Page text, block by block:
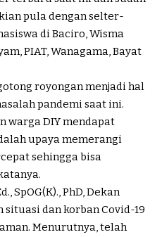
pula dengan selter-
di Baciro, Wisma
PIAT, Wanagama, Bayat
royongan menjadi hal
pandemi saat ini.
warga DIY mendapat
upaya memerangi
sehingga bisa
SpOG(K)., PhD, Dekan
situasi dan korban Covid-19
Menurutnya, telah